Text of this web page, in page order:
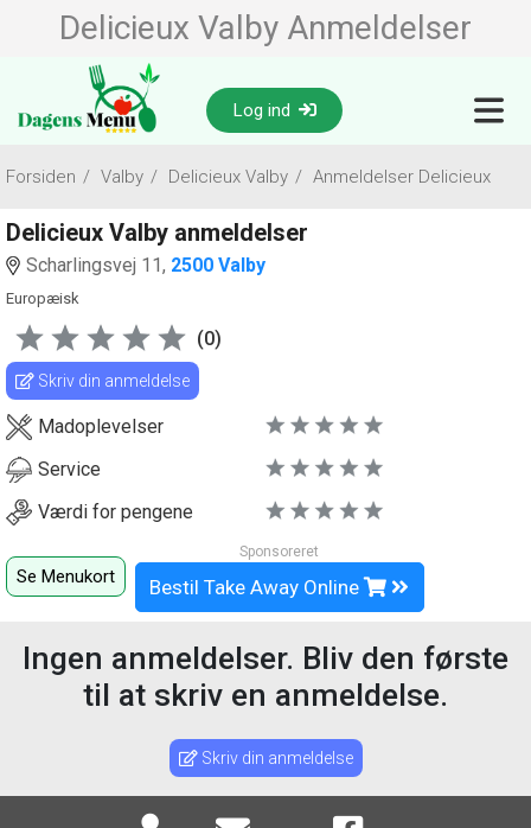
Delicieux Valby Anmeldelser
Log ind
Forsiden / Valby / Delicieux Valby / Anmeldelser Delicieux
Delicieux Valby anmeldelser
Scharlingsvej 11, 2500 Valby
Europæisk
(0)
Skriv din anmeldelse
Madoplevelser
Service
Værdi for pengene
Se Menukort
Sponsoreret
Bestil Take Away Online
Ingen anmeldelser. Bliv den første
til at skriv en anmeldelse.
Skriv din anmeldelse